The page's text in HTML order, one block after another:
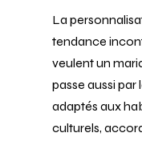
La
tendance
veulent un
passe aussi par
adaptés aux
culturels,